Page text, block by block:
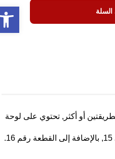
أو أكثر, تحتوي على لوحة